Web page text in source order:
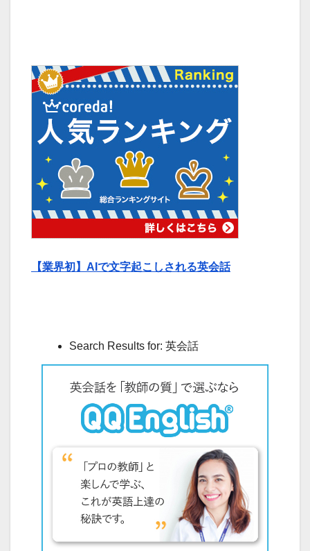
【業界初】AIで文字起こしされる英会話
Search Results for: 英会話